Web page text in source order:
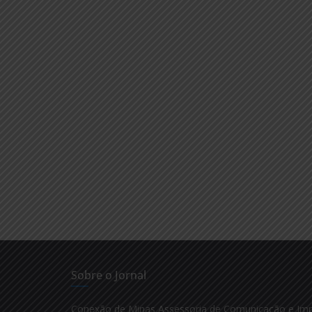
Sobre o Jornal
Conexão de Minas Assessoria de Comunicação e